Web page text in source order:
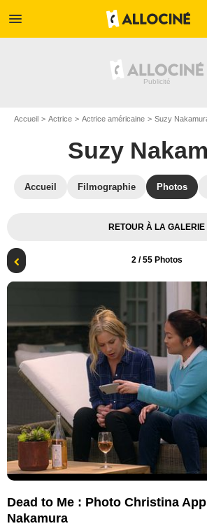
menu
Accueil Actrice Actrice américaine Suzy
Suzy
Accueil Filmographie Photos
RETOUR À LA GALERIE
2/ 55 Photos
Dead to Me : Photo Christina
Nakamura